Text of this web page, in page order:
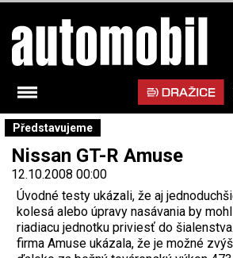
Představujeme
Nissan GT-R Amuse
12.10.2008 00:00
Úvodné testy ukázali, že aj
kolesá alebo úpravy nasávania by
riadiacu jednotku priviesť do
firma Amuse ukázala, že je možné